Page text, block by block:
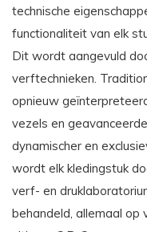
technische
functionaliteit van elk
Dit wordt aangevuld
verftechnieken.
opnieuw
vezels en
dynamischer en
wordt elk kledingstuk
verf- en
behandeld, allemaal op